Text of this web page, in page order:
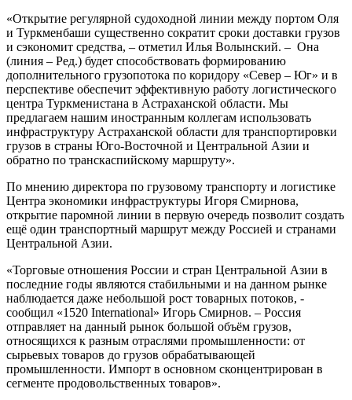
«Открытие регулярной судоходной линии между портом Оля
и Туркменбаши существенно сократит сроки доставки грузов
и сэкономит средства, – отметил Илья Волынский. – Она
(линия – Ред.) будет способствовать формированию
дополнительного грузопотока по коридору «Север – Юг» и в
перспективе обеспечит эффективную работу логистического
центра Туркменистана в Астраханской области. Мы
предлагаем нашим иностранным коллегам использовать
инфраструктуру Астраханской области для транспортировки
грузов в страны Юго-Восточной и Центральной Азии и
обратно по транскаспийскому маршруту».
По мнению директора по грузовому транспорту и логистике
Центра экономики инфраструктуры Игоря Смирнова,
открытие паромной линии в первую очередь позволит создать
ещё один транспортный маршрут между Россией и странами
Центральной Азии.
«Торговые отношения России и стран Центральной Азии в
последние годы являются стабильными и на данном рынке
наблюдается даже небольшой рост товарных потоков, -
сообщил «1520 International» Игорь Смирнов. – Россия
отправляет на данный рынок большой объём грузов,
относящихся к разным отраслями промышленности: от
сырьевых товаров до грузов обрабатывающей
промышленности. Импорт в основном сконцентрирован в
сегменте продовольственных товаров».